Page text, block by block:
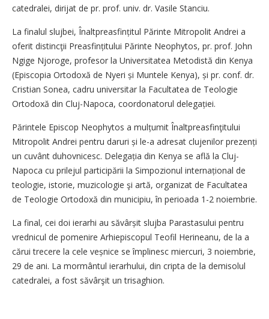
catedralei, dirijat de pr. prof. univ. dr. Vasile Stanciu.
La finalul slujbei, Înaltpreasfințitul Părinte Mitropolit Andrei a
oferit distincţii Preasfin­țitului Părinte Neophytos, pr. prof. John
Ngige Njoroge, profesor la Universitatea Metodistă din Kenya
(Episcopia Ortodoxă de Nyeri și Muntele Kenya), și pr. conf. dr.
Cristian Sonea, cadru universitar la Facultatea de Teologie
Ortodoxă din Cluj-Napoca, coordonatorul delegației.
Părintele Episcop Neophytos a mulțumit Înaltpreasfinţitului
Mitropolit Andrei pentru daruri și le-a adresat clujenilor prezenți
un cuvânt duhovnicesc. Delegația din Kenya se află la Cluj-
Napoca cu prilejul participării la Simpozionul internațional de
teologie, istorie, muzicologie şi artă, organizat de Facultatea
de Teologie Ortodoxă din municipiu, în perioada 1-2 noiembrie.
La final, cei doi ierarhi au săvârșit slujba Parastasului pentru
vrednicul de pomenire Arhiepiscopul Teofil Herineanu, de la a
cărui trecere la cele veșnice se împlinesc miercuri, 3 noiembrie,
29 de ani. La mormântul ierarhului, din cripta de la demisolul
catedralei, a fost săvârşit un trisaghion.